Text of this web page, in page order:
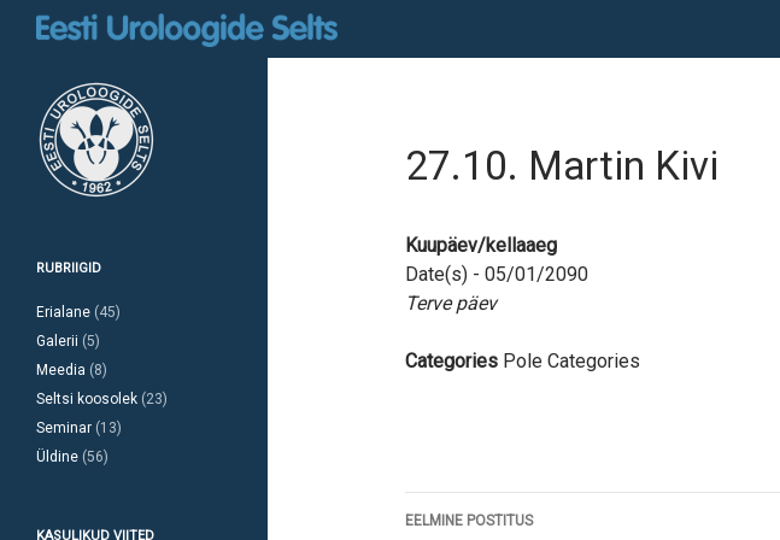
Otsi
27.10. Martin Kivi
Kuupäev/kellaaeg
Date(s) - 05/01/2090
Terve päev
Categories Pole Categories
Postituste
EELMINE POSTITUS
RUBRIIGID
Erialane (45)
Galerii (5)
Meedia (8)
Seltsi koosolek (23)
Seminar (13)
Üldine (56)
KASULIKUD VIITED